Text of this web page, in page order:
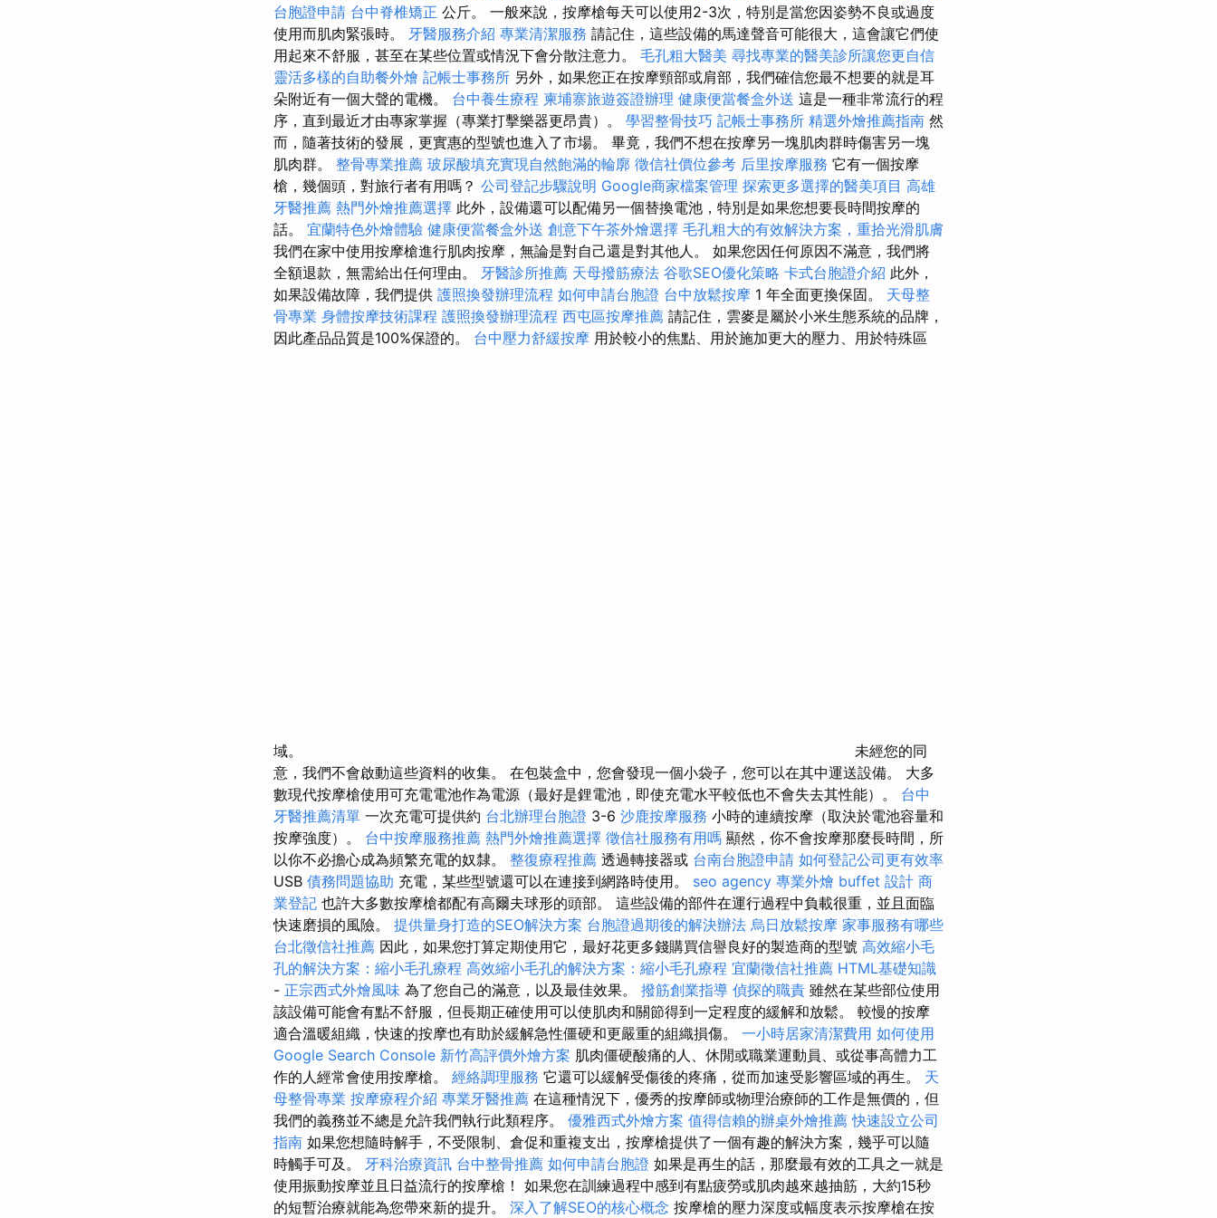
台胞證申請 台中脊椎矯正 公斤。 一般來說，按摩槍每天可以使用2-3次，特別是當您因姿勢不良或過度
使用而肌肉緊張時。 牙醫服務介紹 專業清潔服務 請記住，這些設備的馬達聲音可能很大，這會讓它們使
用起來不舒服，甚至在某些位置或情況下會分散注意力。 毛孔粗大醫美 尋找專業的醫美診所讓您更自信
靈活多樣的自助餐外燴 記帳士事務所 另外，如果您正在按摩頸部或肩部，我們確信您最不想要的就是耳
朵附近有一個大聲的電機。 台中養生療程 柬埔寨旅遊簽證辦理 健康便當餐盒外送 這是一種非常流行的程
序，直到最近才由專家掌握（專業打擊樂器更昂貴）。 學習整骨技巧 記帳士事務所 精選外燴推薦指南 然
而，隨著技術的發展，更實惠的型號也進入了市場。 畢竟，我們不想在按摩另一塊肌肉群時傷害另一塊
肌肉群。 整骨專業推薦 玻尿酸填充實現自然飽滿的輪廓 徵信社價位參考 后里按摩服務 它有一個按摩
槍，幾個頭，對旅行者有用嗎？ 公司登記步驟說明 Google商家檔案管理 探索更多選擇的醫美項目 高雄
牙醫推薦 熱門外燴推薦選擇 此外，設備還可以配備另一個替換電池，特別是如果您想要長時間按摩的
話。 宜蘭特色外燴體驗 健康便當餐盒外送 創意下午茶外燴選擇 毛孔粗大的有效解決方案，重拾光滑肌膚
我們在家中使用按摩槍進行肌肉按摩，無論是對自己還是對其他人。 如果您因任何原因不滿意，我們將
全額退款，無需給出任何理由。 牙醫診所推薦 天母撥筋療法 谷歌SEO優化策略 卡式台胞證介紹 此外，
如果設備故障，我們提供 護照換發辦理流程 如何申請台胞證 台中放鬆按摩 1 年全面更換保固。 天母整
骨專業 身體按摩技術課程 護照換發辦理流程 西屯區按摩推薦 請記住，雲麥是屬於小米生態系統的品牌，
因此產品品質是10​​0%保證的。 台中壓力舒緩按摩 用於較小的焦點、用於施加更大的壓力、用於特殊區
域。
未經您的同
意，我們不會啟動這些資料的收集。 在包裝盒中，您會發現一個小袋子，您可以在其中運送設備。 大多
數現代按摩槍使用可充電電池作為電源（最好是鋰電池，即使充電水平較低也不會失去其性能）。 台中
牙醫推薦清單 一次充電可提供約 台北辦理台胞證 3-6 沙鹿按摩服務 小時的連續按摩（取決於電池容量和
按摩強度）。 台中按摩服務推薦 熱門外燴推薦選擇 徵信社服務有用嗎 顯然，你不會按摩那麼長時間，所
以你不必擔心成為頻繁充電的奴隸。 整復療程推薦 透過轉接器或 台南台胞證申請 如何登記公司更有效率
USB 債務問題協助 充電，某些型號還可以在連接到網路時使用。 seo agency 專業外燴 buffet 設計 商
業登記 也許大多數按摩槍都配有高爾夫球形的頭部。 這些設備的部件在運行過程中負載很重，並且面臨
快速磨損的風險。 提供量身打造的SEO解決方案 台胞證過期後的解決辦法 烏日放鬆按摩 家事服務有哪些
台北徵信社推薦 因此，如果您打算定期使用它，最好花更多錢購買信譽良好的製造商的型號 高效縮小毛
孔的解決方案：縮小毛孔療程 高效縮小毛孔的解決方案：縮小毛孔療程 宜蘭徵信社推薦 HTML基礎知識
- 正宗西式外燴風味 為了您自己的滿意，以及最佳效果。 撥筋創業指導 偵探的職責 雖然在某些部位使用
該設備可能會有點不舒服，但長期正確使用可以使肌肉和關節得到一定程度的緩解和放鬆。 較慢的按摩
適合溫暖組織，快速的按摩也有助於緩解急性僵硬和更嚴重的組織損傷。 一小時居家清潔費用 如何使用
Google Search Console 新竹高評價外燴方案 肌肉僵硬酸痛的人、休閒或職業運動員、或從事高體力工
作的人經常會使用按摩槍。 經絡調理服務 它還可以緩解受傷後的疼痛，從而加速受影響區域的再生。 天
母整骨專業 按摩療程介紹 專業牙醫推薦 在這種情況下，優秀的按摩師或物理治療師的工作是無價的，但
我們的義務並不總是允許我們執行此類程序。 優雅西式外燴方案 值得信賴的辦桌外燴推薦 快速設立公司
指南 如果您想隨時解手，不受限制、倉促和重複支出，按摩槍提供了一個有趣的解決方案，幾乎可以隨
時觸手可及。 牙科治療資訊 台中整骨推薦 如何申請台胞證 如果是再生的話，那麼最有效的工具之一就是
使用振動按摩並且日益流行的按摩槍！ 如果您在訓練過程中感到有點疲勞或肌肉越來越抽筋，大約15秒
的短暫治療就能為您帶來新的提升。 深入了解SEO的核心概念 按摩槍的壓力深度或幅度表示按摩槍在按